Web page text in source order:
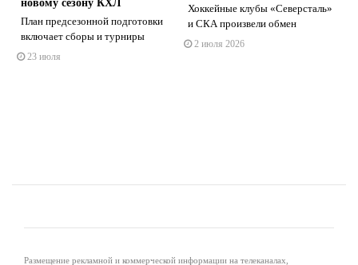
новому сезону КХЛ
План предсезонной подготовки
включает сборы и турниры
23 июля
️Хоккейные клубы «Северсталь»
и СКА произвели обмен
2 июля 2026
Размещение рекламной и коммерческой информации на телеканалах,